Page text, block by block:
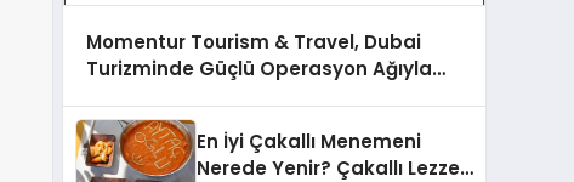
Momentur Tourism & Travel, Dubai
Turizminde Güçlü Operasyon Ağıyla
En İyi Çakallı Menemeni
Nerede Yenir? Çakallı Lezzet